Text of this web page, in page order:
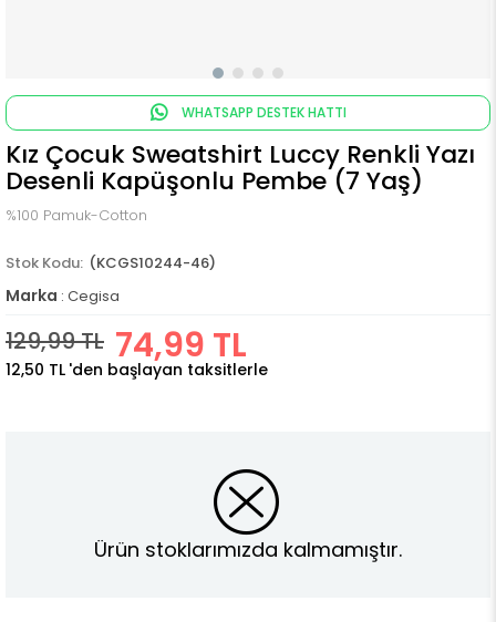
WHATSAPP DESTEK HATTI
Kız Çocuk Sweatshirt Luccy Renkli Yazı
Desenli Kapüşonlu Pembe (7 Yaş)
%100 Pamuk-Cotton
(KCGS10244-46)
Marka : Cegisa
129,99 TL 74,99 TL
12,50 TL 'den başlayan taksitlerle
Ürün stoklarımızda kalmamıştır.